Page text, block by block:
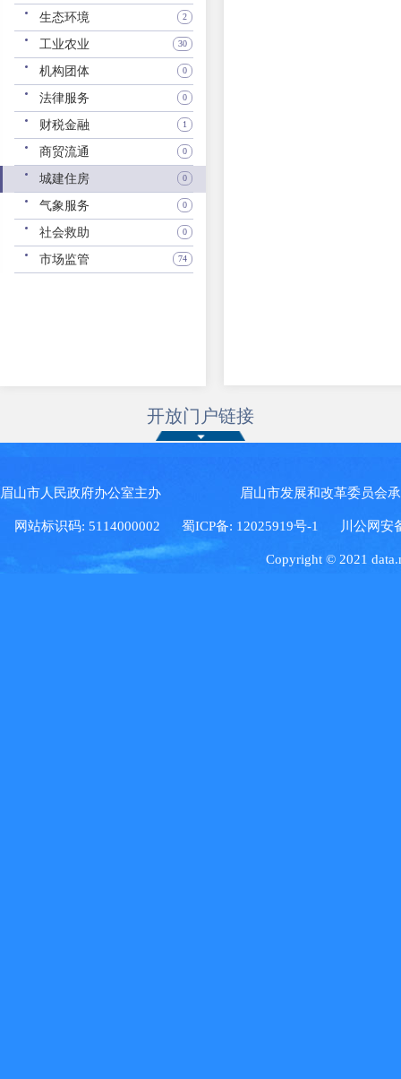
生态环境 2
工业农业 30
机构团体 0
法律服务 0
财税金融 1
商贸流通 0
城建住房 0
气象服务 0
社会救助 0
市场监管 74
开放门户链接
眉山市人民政府办公室主办 眉山市发展和改革委员
网站标识码: 5114000002 蜀ICP备: 12025919号-1 川公网安
Copyright © 2021